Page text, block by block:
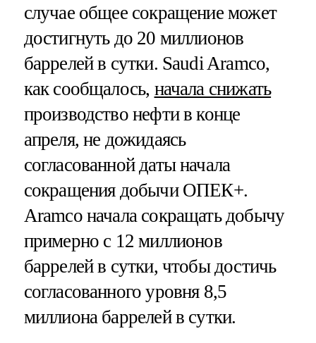
случае общее сокращение может
достигнуть до 20 миллионов
баррелей в сутки. Saudi Aramco,
как сообщалось, начала снижать
производство нефти в конце
апреля, не дожидаясь
согласованной даты начала
сокращения добычи ОПЕК+.
Aramco начала сокращать добычу
примерно с 12 миллионов
баррелей в сутки, чтобы достичь
согласованного уровня 8,5
миллиона баррелей в сутки.